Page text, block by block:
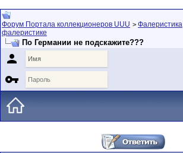
Форум Портала коллекционеров UUU > Фалеристика
фалеристике
По Германии не подскажите???

